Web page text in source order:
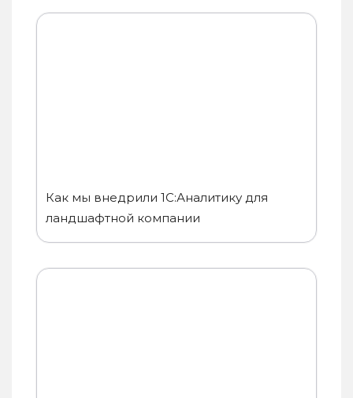
Как мы внедрили 1С:Аналитику для
ландшафтной компании